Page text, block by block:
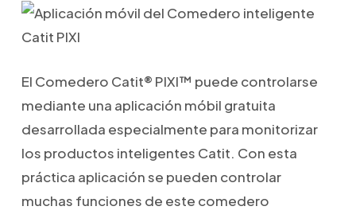
El Comedero Catit® PIXI™ puede controlarse
mediante una aplicación móbil gratuita
desarrollada especialmente para monitorizar
los productos inteligentes Catit. Con esta
práctica aplicación se pueden controlar
muchas funciones de este comedero